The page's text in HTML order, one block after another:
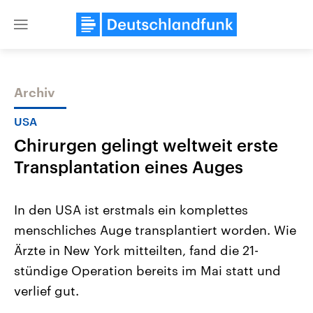
Close
Themen
Landtagswahl Sachsen-Anhalt
2026
Alle Informationen
Sachsen-Anhalt wählt am 6.
September 2026 einen neuen
Landtag. Seit 2021 wird das
USA
Aktuelle Beiträge,
Hintergründe
Wirtschaftlich und
Archiv
USA
Chirurgen gelingt weltweit erste
Transplantation eines Auges
In den USA ist erstmals ein komplettes
menschliches Auge transplantiert worden. Wie
Ärzte in New York mitteilten, fand die 21-
stündige Operation bereits im Mai statt und
verlief gut.